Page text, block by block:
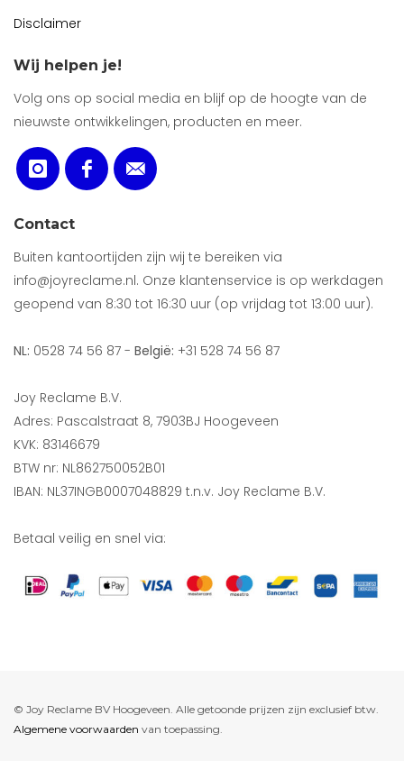
Disclaimer
Wij helpen je!
Volg ons op social media en blijf op de hoogte van de
nieuwste ontwikkelingen, producten en meer.
Contact
Buiten kantoortijden zijn wij te bereiken via
info@joyreclame.nl. Onze klantenservice is op werkdagen
geopend van 8:30 tot 16:30 uur (op vrijdag tot 13:00 uur).
NL: 0528 74 56 87 - België: +31 528 74 56 87
Joy Reclame B.V.
Adres: Pascalstraat 8, 7903BJ Hoogeveen
KVK: 83146679
BTW nr: NL862750052B01
IBAN: NL37INGB0007048829 t.n.v. Joy Reclame B.V.
Betaal veilig en snel via:
© Joy Reclame BV Hoogeveen. Alle getoonde prijzen zijn exclusief btw.
Algemene voorwaarden van toepassing.